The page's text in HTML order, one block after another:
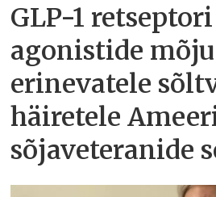
GLP-1 retseptori
agonistide mõju
erinevatele
häiretele
sõjaveteranide